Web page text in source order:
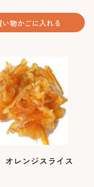
い物かごに入れる
レンジスライス